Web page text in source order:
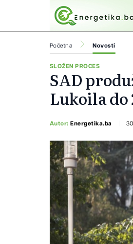
Početna Novosti
SLOŽEN PROCES
SAD
Lukoila do
Autor:Energetika.ba